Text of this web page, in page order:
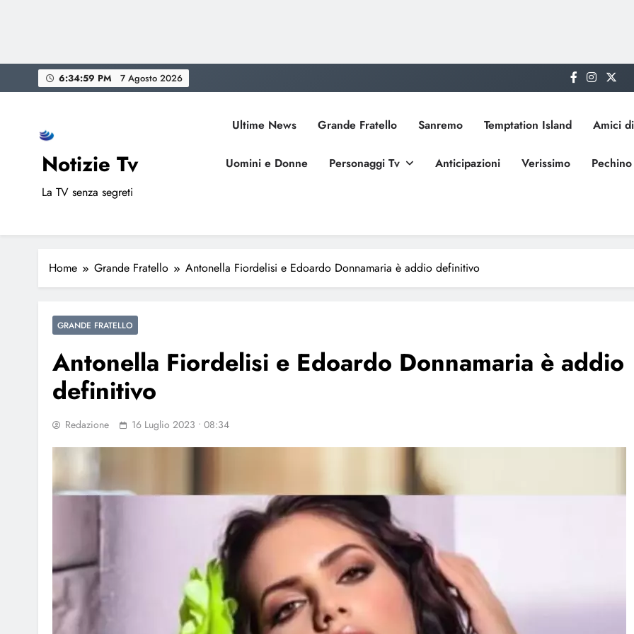
to
6:35:00 PM 7 Agosto 2026
Notizie Tv
La TV senza segreti
Ultime News Grande Fratello Sanremo Temptation Island Amici
Uomini e Donne Personaggi Tv Anticipazioni Verissimo
Home Grande Fratello Antonella Fiordelisi e Edoardo Donnamaria è addio definitivo
GRANDE FRATELLO
Antonella Fiordelisi e Edoardo Donnamaria è addio
definitivo
Redazione 16 Luglio 2023 • 08:34